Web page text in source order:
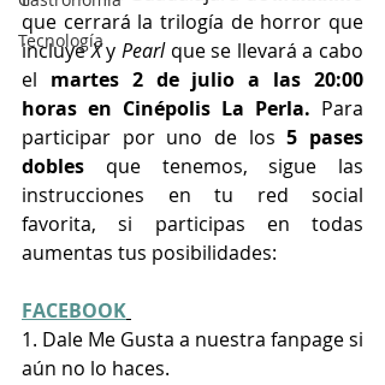
Tecnología
que cerrará la trilogía de horror que
incluye X y Pearl que se llevará a cabo
el martes 2 de julio a las 20:00
horas en Cinépolis La Perla. Para
participar por uno de los 5 pases
dobles que tenemos, sigue las
instrucciones en tu red social
favorita, si participas en todas
aumentas tus posibilidades:
FACEBOOK
1. Dale Me Gusta a nuestra fanpage si
aún no lo haces.